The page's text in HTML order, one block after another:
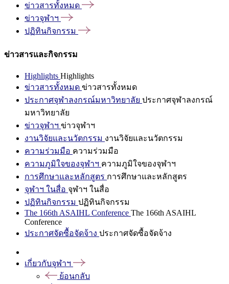
ข่าวสารทั้งหมด
ข่าวจุฬาฯ
ปฏิทินกิจกรรม
ข่าวสารและกิจกรรม
Highlights Highlights
ข่าวสารทั้งหมด ข่าวสารทั้งหมด
ประกาศจุฬาลงกรณ์มหาวิทยาลัย ประกาศจุฬาลงกรณ์
มหาวิทยาลัย
ข่าวจุฬาฯ ข่าวจุฬาฯ
งานวิจัยและนวัตกรรม งานวิจัยและนวัตกรรม
ความร่วมมือ ความร่วมมือ
ความภูมิใจของจุฬาฯ ความภูมิใจของจุฬาฯ
การศึกษาและหลักสูตร การศึกษาและหลักสูตร
จุฬาฯ ในสื่อ จุฬาฯ ในสื่อ
ปฏิทินกิจกรรม ปฏิทินกิจกรรม
The 166th ASAIHL Conference The 166th ASAIHL
Conference
ประกาศจัดซื้อจัดจ้าง ประกาศจัดซื้อจัดจ้าง
เกี่ยวกับจุฬาฯ
ย้อนกลับ